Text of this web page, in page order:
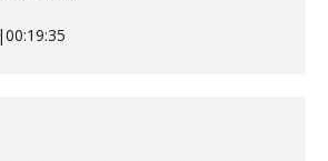
|00:19:35